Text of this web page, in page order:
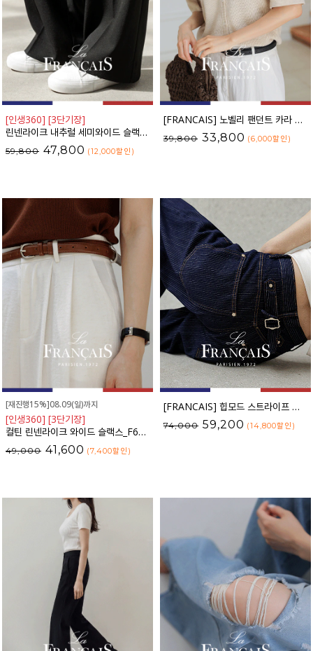
[인생360] [3단기장]
린넨라이크 내추럴 세미와이드 슬랙스_F6S164SL
59,800 47,800 (12,000할인 )
[FRANCAIS] 노벨리 팬던트 카라 니트 가디건_F6S254CA
39,800 33,800 (6,000할인 )
[재진행15%]08.09(일)까지
[인생360] [3단기장]
컬틴 린넨라이크 와이드 슬랙스_F6S349SL
49,000 41,600 (7,400할인 )
[FRANCAIS] 힙모드 스트라이프 커브라인 와이드 데님팬츠_62DP2584
74,000 59,200 (14,800할인 )